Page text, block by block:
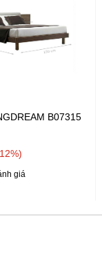
B07315
giá